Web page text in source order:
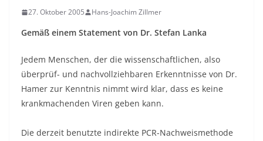
27. Oktober 2005 Hans-Joachim Zillmer
Gemäß einem Statement von Dr. Stefan Lanka
Jedem Menschen, der die wissenschaftlichen, also
überprüf- und nachvollziehbaren Erkenntnisse von Dr.
Hamer zur Kenntnis nimmt wird klar, dass es keine
krankmachenden Viren geben kann.
Die derzeit benutzte indirekte PCR-Nachweismethode